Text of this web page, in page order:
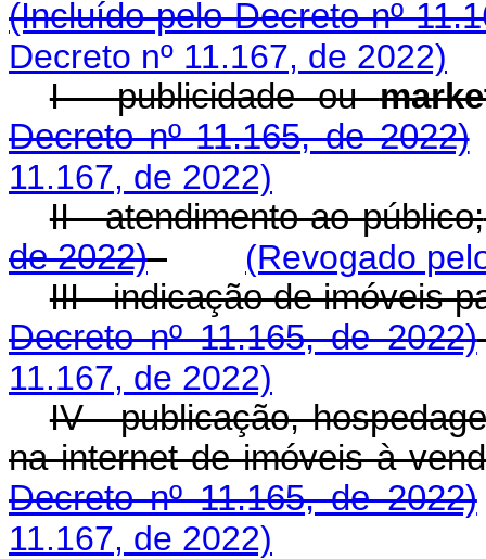
(Incluído pelo Decreto nº
Decreto nº 11.167, de 2022)
I - publicidade ou
Decreto nº 11.165, de 2022)
11.167, de 2022)
II - atendimento ao público;
de 2022)
(Revogado
III - indicação de imóveis
Decreto nº 11.165, de 2022)
11.167, de 2022)
IV - publicação,
na internet de imóveis à
Decreto nº 11.165, de 2022)
11.167, de 2022)